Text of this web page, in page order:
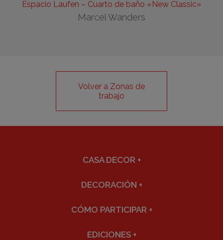
Espacio Laufen – Cuarto de baño «New Classic»
Marcel Wanders
Volver a Zonas de
trabajo
CASA DECOR +
DECORACIÓN +
CÓMO PARTICIPAR +
EDICIONES +